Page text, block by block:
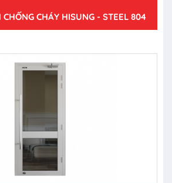
CHÁY HISUNG - STEEL 804